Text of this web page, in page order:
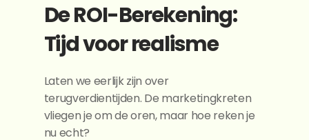
De ROI-Berekening:
Tijd voor realisme
Laten we eerlijk zijn over
terugverdientijden. De marketingkreten
vliegen je om de oren, maar hoe reken je
nu echt?